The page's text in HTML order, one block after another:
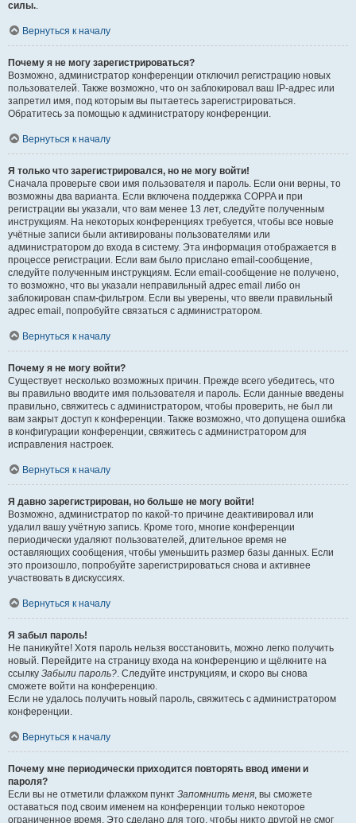
силы..
Вернуться к началу
Почему я не могу зарегистрироваться?
Возможно, администратор конференции отключил регистрацию новых
пользователей. Также возможно, что он заблокировал ваш IP-адрес или
запретил имя, под которым вы пытаетесь зарегистрироваться.
Обратитесь за помощью к администратору конференции.
Вернуться к началу
Я только что зарегистрировался, но не могу войти!
Сначала проверьте свои имя пользователя и пароль. Если они верны, то
возможны два варианта. Если включена поддержка COPPA и при
регистрации вы указали, что вам менее 13 лет, следуйте полученным
инструкциям. На некоторых конференциях требуется, чтобы все новые
учётные записи были активированы пользователями или
администратором до входа в систему. Эта информация отображается в
процессе регистрации. Если вам было прислано email-сообщение,
следуйте полученным инструкциям. Если email-сообщение не получено,
то возможно, что вы указали неправильный адрес email либо он
заблокирован спам-фильтром. Если вы уверены, что ввели правильный
адрес email, попробуйте связаться с администратором.
Вернуться к началу
Почему я не могу войти?
Существует несколько возможных причин. Прежде всего убедитесь, что
вы правильно вводите имя пользователя и пароль. Если данные введены
правильно, свяжитесь с администратором, чтобы проверить, не был ли
вам закрыт доступ к конференции. Также возможно, что допущена ошибка
в конфигурации конференции, свяжитесь с администратором для
исправления настроек.
Вернуться к началу
Я давно зарегистрирован, но больше не могу войти!
Возможно, администратор по какой-то причине деактивировал или
удалил вашу учётную запись. Кроме того, многие конференции
периодически удаляют пользователей, длительное время не
оставляющих сообщения, чтобы уменьшить размер базы данных. Если
это произошло, попробуйте зарегистрироваться снова и активнее
участвовать в дискуссиях.
Вернуться к началу
Я забыл пароль!
Не паникуйте! Хотя пароль нельзя восстановить, можно легко получить
новый. Перейдите на страницу входа на конференцию и щёлкните на
ссылку Забыли пароль?. Следуйте инструкциям, и скоро вы снова
сможете войти на конференцию.
Если не удалось получить новый пароль, свяжитесь с администратором
конференции.
Вернуться к началу
Почему мне периодически приходится повторять ввод имени и
пароля?
Если вы не отметили флажком пункт Запомнить меня, вы сможете
оставаться под своим именем на конференции только некоторое
ограниченное время. Это сделано для того, чтобы никто другой не смог